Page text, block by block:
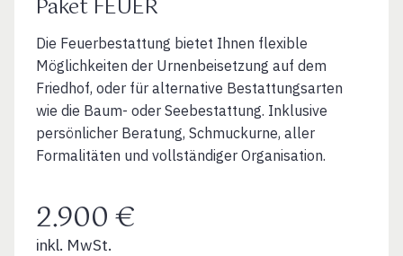
Paket FEUER
Die Feuerbestattung bietet Ihnen flexible
Möglichkeiten der Urnenbeisetzung auf dem
Friedhof, oder für alternative Bestattungsarten
wie die Baum- oder Seebestattung. Inklusive
persönlicher Beratung, Schmuckurne, aller
Formalitäten und vollständiger Organisation.
2.900 €
inkl. MwSt.